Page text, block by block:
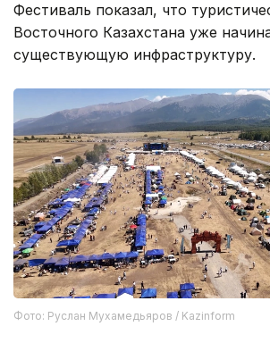
Фестиваль показал, что
Восточного Казахстана уже
существующую инфраструктуру.
Фото: Руслан Мухамедьяров / Kazinform